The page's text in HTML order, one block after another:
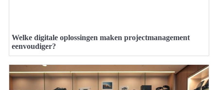
Welke digitale oplossingen maken projectmanagement
eenvoudiger?